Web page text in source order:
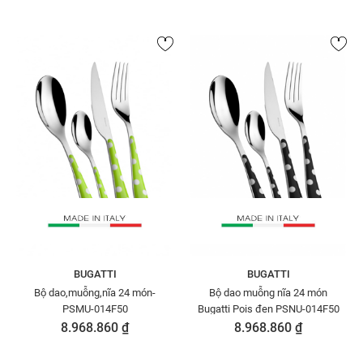
BUGATTI
Bộ dao,muỗng,nĩa 24 món-
PSMU-014F50
8.968.860 ₫
BUGATTI
Bộ dao muỗng nĩa 24 món
Bugatti Pois đen PSNU-014F50
8.968.860 ₫